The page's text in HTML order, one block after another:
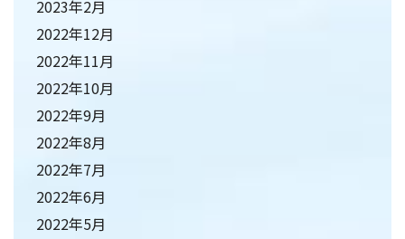
2023年2月
2022年12月
2022年11月
2022年10月
2022年9月
2022年8月
2022年7月
2022年6月
2022年5月